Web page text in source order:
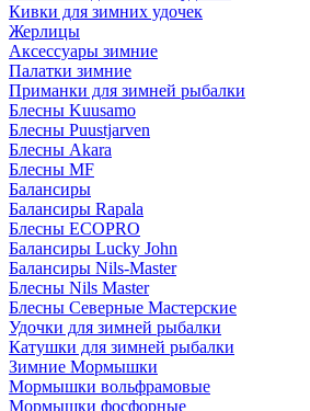
Кивки для зимних удочек
Жерлицы
Аксессуары зимние
Палатки зимние
Приманки для зимней рыбалки
Блесны Kuusamo
Блесны Puustjarven
Блесны Akara
Блесны MF
Балансиры
Балансиры Rapala
Блесны ECOPRO
Балансиры Lucky John
Балансиры Nils-Master
Блесны Nils Master
Блесны Северные Мастерские
Удочки для зимней рыбалки
Катушки для зимней рыбалки
Зимние Мормышки
Мормышки вольфрамовые
Мормышки фосфорные